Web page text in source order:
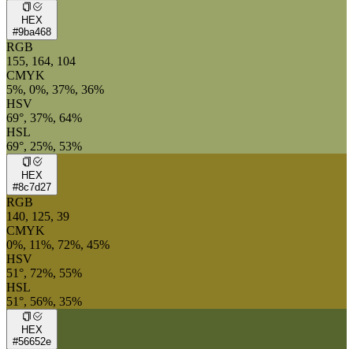
HEX
#9ba468
RGB
155, 164, 104
CMYK
5%, 0%, 37%, 36%
HSV
69°, 37%, 64%
HSL
69°, 25%, 53%
HEX
#8c7d27
RGB
140, 125, 39
CMYK
0%, 11%, 72%, 45%
HSV
51°, 72%, 55%
HSL
51°, 56%, 35%
HEX
#56652e